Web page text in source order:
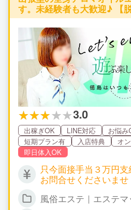
す。未経験者も大歓迎♪ 【
い、触られない】の仕事が
3.0
出稼ぎOK LINE対応
お悩み
短期プラン有
入店特典
オ
即日体入OK
只今面接手当３万円
お問合せくださいませ 日給：3万円以上
風俗エステ｜エステ